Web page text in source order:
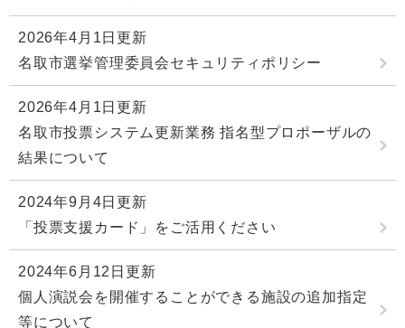
2026年4月1日更新
名取市選挙管理委員会セキュリティポリシー
2026年4月1日更新
名取市投票システム更新業務 指名型プロポーザルの
結果について
2024年9月4日更新
「投票支援カード」をご活用ください
2024年6月12日更新
個人演説会を開催することができる施設の追加指定
等について